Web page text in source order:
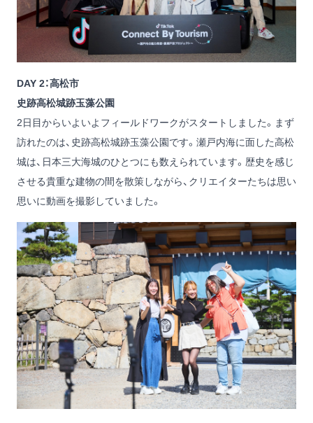
DAY 2：高松市
史跡高松城跡玉藻公園
2日目からいよいよフィールドワークがスタートしました。まず
訪れたのは、史跡高松城跡玉藻公園です。瀬戸内海に面した高松
城は、日本三大海城のひとつにも数えられています。歴史を感じ
させる貴重な建物の間を散策しながら、クリエイターたちは思い
思いに動画を撮影していました。